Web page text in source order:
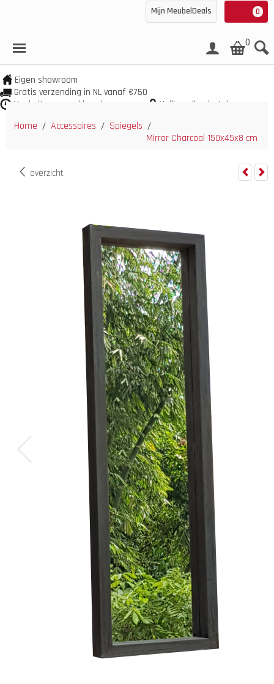
0
Mijn MeubelDeals
0
Eigen showroom
Gratis verzending in NL vanaf €750
Veel uit voorraad leverbaar
Veilig online betalen
Home / Accessoires / Spiegels /
Mirror Charcoal 150x45x8 cm
overzicht